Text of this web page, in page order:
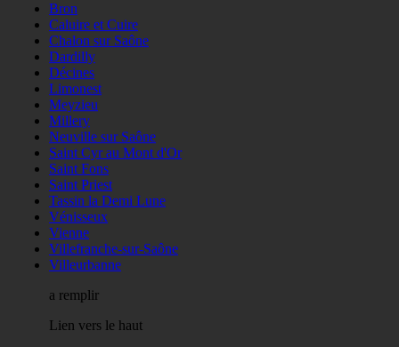
Bron
Caluire et Cuire
Chalon sur Saône
Dardilly
Décines
Limonest
Meyzieu
Millery
Neuville sur Saône
Saint Cyr au Mont d'Or
Saint Fons
Saint Priest
Tassin la Demi Lune
Vénisseux
Vienne
Villefranche-sur-Saône
Villeurbanne
a remplir
Lien vers le haut